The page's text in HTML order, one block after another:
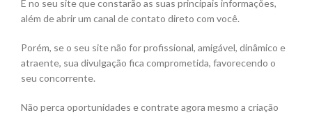
É no seu site que constarão as suas principais informações,
além de abrir um canal de contato direto com você.
Porém, se o seu site não for profissional, amigável, dinâmico e
atraente, sua divulgação fica comprometida, favorecendo o
seu concorrente.
Não perca oportunidades e contrate agora mesmo a criação